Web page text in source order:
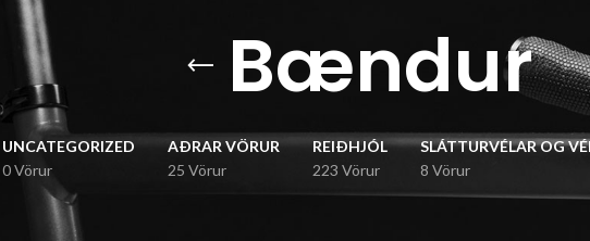
Bændur
UNCATEGORIZED
0 Vörur
AÐRAR VÖRUR
25 Vörur
REIÐHJÓL
223 Vörur
SLÁTTURVÉLAR OG
8 Vörur